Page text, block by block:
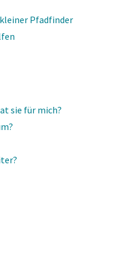
Pfadfinder
sie für mich?